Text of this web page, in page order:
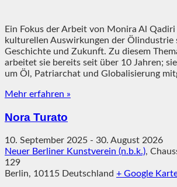
Ein Fokus der Arbeit von Monira Al
kulturellen Auswirkungen der Ölindustrie
Geschichte und Zukunft. Zu diesem
arbeitet sie bereits seit über 10 Jahren;
um Öl, Patriarchat und Globalisierung
Mehr erfahren »
Nora Turato
10. September 2025 - 30. August 2026
Neuer Berliner Kunstverein (n.b.k.),
129
Berlin, 10115 Deutschland + Google